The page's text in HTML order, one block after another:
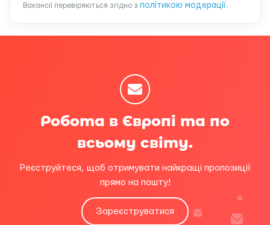
Вакансії перевіряються згідно з політикою модерації.
Робота в Європі та по
всьому світу.
Реєструйтеся, щоб отримувати найкращі пропозиції
прямо на пошту!
Зареєструватися